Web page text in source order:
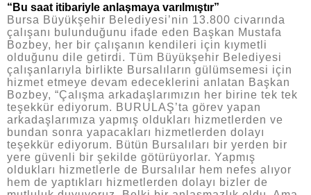
“Bu saat itibariyle anlaşmaya varılmıştır”
Bursa Büyükşehir Belediyesi’nin 13.800 civarında
çalışanı bulunduğunu ifade eden Başkan Mustafa
Bozbey, her bir çalışanın kendileri için kıymetli
olduğunu dile getirdi. Tüm Büyükşehir Belediyesi
çalışanlarıyla birlikte Bursalıların gülümsemesi için
hizmet etmeye devam edeceklerini anlatan Başkan
Bozbey, “Çalışma arkadaşlarımızın her birine tek tek
teşekkür ediyorum. BURULAŞ’ta görev yapan
arkadaşlarımıza yapmış oldukları hizmetlerden ve
bundan sonra yapacakları hizmetlerden dolayı
teşekkür ediyorum. Bütün Bursalıları bir yerden bir
yere güvenli bir şekilde götürüyorlar. Yapmış
oldukları hizmetlerle de Bursalılar hem nefes alıyor
hem de yaptıkları hizmetlerden dolayı bizler de